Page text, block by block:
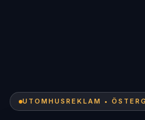
UTOMHUSREKLAM •